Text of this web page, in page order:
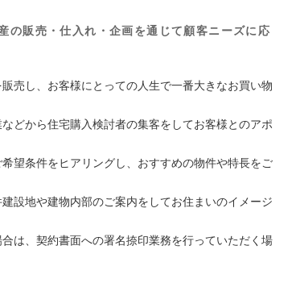
の販売・仕入れ・企画を通じて顧客ニーズに応
売し、お客様にとっての人生で一番大きなお買い物
どから住宅購入検討者の集客をしてお客様とのアポ
望条件をヒアリングし、おすすめの物件や特長をご
設地や建物内部のご案内をしてお住まいのイメージ
は、契約書面への署名捺印業務を行っていただく場